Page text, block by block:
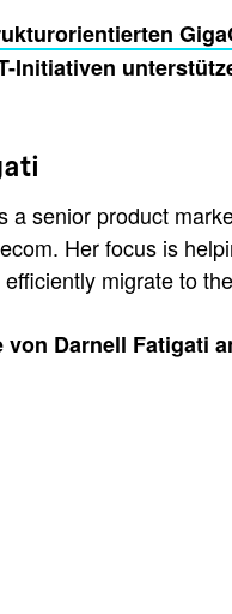
Initiativen
a senior product
Her focus is
migrate to
von Darnell Fatigati